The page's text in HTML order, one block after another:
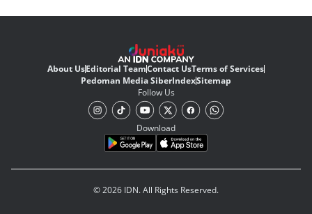
About UsEditorial TeamContact UsTerms of Services
Pedoman Media SiberIndexSitemap
Follow Us
Download
© 2026 IDN. All Rights Reserved.